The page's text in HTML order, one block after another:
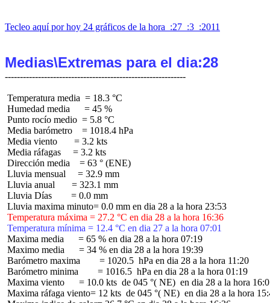
Tecleo aquí por hoy 24 gráficos de la hora  :27  :3  :2011
Medias\Extremas para el dia:28
Temperatura media  = 18.3 °C
Humedad media      = 45 %
Punto rocío medio  = 5.8 °C
Media barómetro    = 1018.4 hPa
Media viento       = 3.2 kts
Media ráfagas     = 3.2 kts
Dirección media    = 63 ° (ENE)
Lluvia mensual     = 32.9 mm
Lluvia anual       = 323.1 mm
Lluvia Días        = 0.0 mm
Temperatura máxima = 27.2 °C en dia 28 a la hora 16:36
Temperatura mínima = 12.4 °C en dia 27 a la hora 07:01
Maxima media      = 65 % en dia 28 a la hora 07:19
Maximo media      = 34 % en dia 28 a la hora 19:39
Barómetro maxima        = 1020.5  hPa en dia 28 a la hora 11:20
Barómetro minima        = 1016.5  hPa en dia 28 a la hora 01:19
Maxima viento      = 10.0 kts  de 045 °( NE)  en dia 28 a la hora
Maxima ráfaga viento= 12 kts  de 045 °( NE)  en dia 28 a la hora